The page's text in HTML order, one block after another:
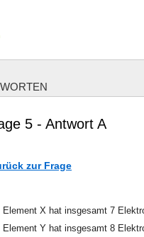
5 - Antwort A
zur Frage
Element X hat insgesamt 7
Element Y hat insgesamt 8